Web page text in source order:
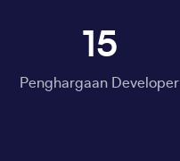
15
Penghargaan Developer